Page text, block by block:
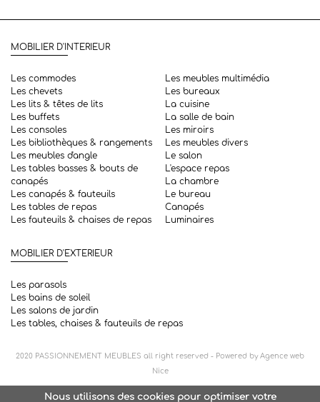
MOBILIER D'INTERIEUR
Les commodes
Les chevets
Les lits & têtes de lits
Les buffets
Les consoles
Les bibliothèques & rangements
Les meubles d'angle
Les tables basses & bouts de
canapés
Les canapés & fauteuils
Les tables de repas
Les fauteuils & chaises de repas
Les meubles multimédia
Les bureaux
La cuisine
La salle de bain
Les miroirs
Les meubles divers
Le salon
L'espace repas
La chambre
Le bureau
Canapés
Luminaires
MOBILIER D'EXTERIEUR
Les parasols
Les bains de soleil
Les salons de jardin
Les tables, chaises & fauteuils de repas
2020 PASSIONNEMENT MEUBLES all right reserved - Powered byAgence web
Nice
Nous utilisons des cookies pour optimiser votre